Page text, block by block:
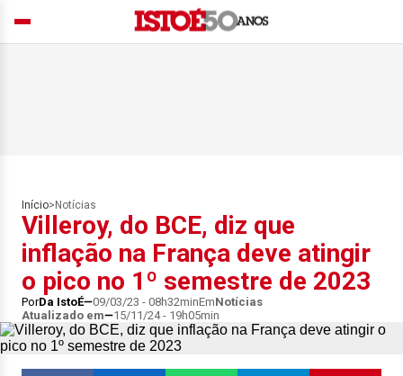
Início> Notícias
Villeroy, do BCE, diz que
inflação na França deve atingir
o pico no 1º semestre de 2023
PorDa IstoÉ 09/03/23 - 08h32minEmNotícias
Atualizado em
15/11/24 - 19h05min